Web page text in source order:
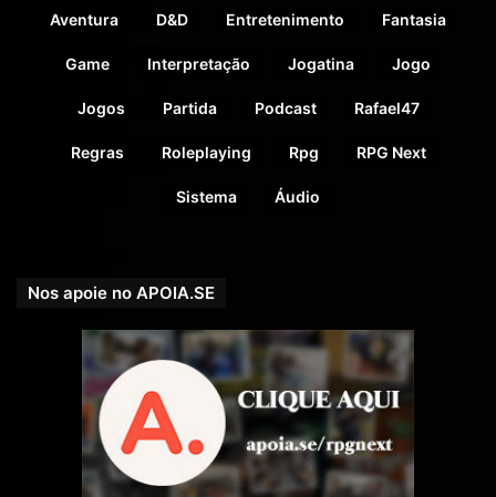
Aventura D&D Entretenimento Fantasia
Game Interpretação Jogatina Jogo
Jogos Partida Podcast Rafael47
Regras Roleplaying Rpg RPG Next
Sistema Áudio
Nos apoie no APOIA.SE